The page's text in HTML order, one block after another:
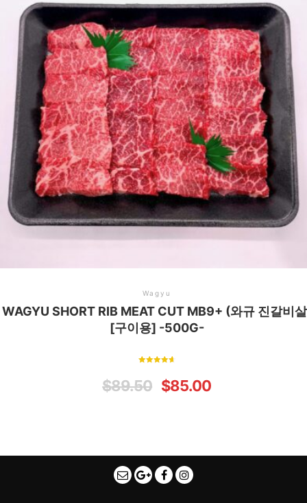
Wagyu
WAGYU SHORT RIB MEAT CUT MB9+ (와규 진갈비
[구이용] -500G-
out of 5
$89.50 $85.00